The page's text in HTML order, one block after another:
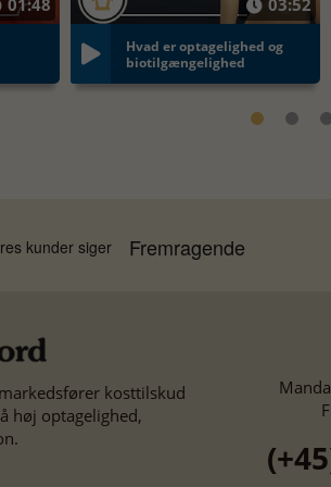
01:48 03:52
Hvad er optagelighed og
biotilgængelighed
kosttilskud
høj optagelighed,